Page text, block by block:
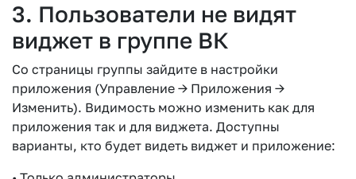
3. Пользователи не видят
виджет в группе ВК
Со страницы группы зайдите в настройки
приложения (Управление —> Приложения —>
Изменить). Видимость можно изменить как для
приложения так и для виджета. Доступны
варианты, кто будет видеть виджет и приложение: